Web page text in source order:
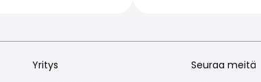
Yritys
Seuraa meitä